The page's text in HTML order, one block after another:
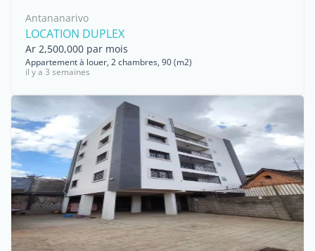
Antananarivo
LOCATION DUPLEX
Ar 2,500,000 par mois
Appartement à louer, 2 chambres, 90 (m2)
il y a 3 semaines